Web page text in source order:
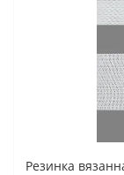
Резинка